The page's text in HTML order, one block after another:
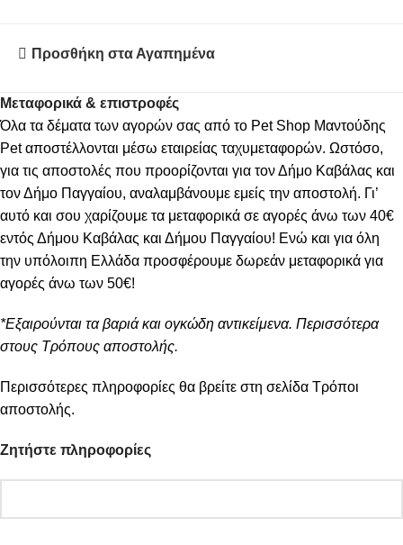
Προσθήκη στα Αγαπημένα
Μεταφορικά & επιστροφές
Όλα τα δέματα των αγορών σας από το Pet Shop Μαντούδης
Pet αποστέλλονται μέσω εταιρείας ταχυμεταφορών. Ωστόσο,
για τις αποστολές που προορίζονται για τον Δήμο Καβάλας και
τον Δήμο Παγγαίου, αναλαμβάνουμε εμείς την αποστολή. Γι’
αυτό και σου χαρίζουμε τα μεταφορικά σε αγορές άνω των 40€
εντός Δήμου Καβάλας και Δήμου Παγγαίου! Ενώ και για όλη
την υπόλοιπη Ελλάδα προσφέρουμε δωρεάν μεταφορικά για
αγορές άνω των 50€!
*Εξαιρούνται τα βαριά και ογκώδη αντικείμενα. Περισσότερα
στους Τρόπους αποστολής.
Περισσότερες πληροφορίες θα βρείτε στη σελίδα Τρόποι
αποστολής.
Ζητήστε πληροφορίες